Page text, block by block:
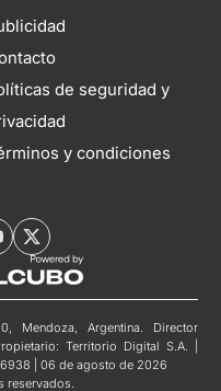
de seguridad y
y condiciones
Mendoza, Argentina. Director
Territorio Digital S.A. |
6938 | 06 de agosto de 2026
reservados.